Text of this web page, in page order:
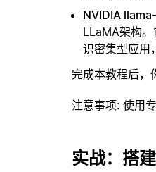
NVIDIA
LLaMA架构
识密集型应用
完成本教程后，
注意事项: 使用
实战：搭